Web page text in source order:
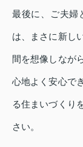
最後に、ご夫婦
は、まさに新し
間を想像しなが
心地よく安心で
る住まいづくり
さい。